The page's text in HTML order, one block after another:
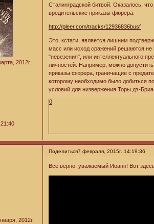
2012г.
Сталинградской битвой. Оказалось,
вредительские приказы фюрера:
http://pleer.com/tracks/12936836busf
Это, кстати, является лишним
масс или исход сражений решаются не
"невезения", или интеллектуального
личностей. Например, можно
приказы фюрера, граничащие с
которому необходимо было добиться
условий для низвержения Торы дэ-
0
Поделиться7 февраля, 2015г. 14:19:36
2012г.
Все верно, уважаемый Иоанн! Вот